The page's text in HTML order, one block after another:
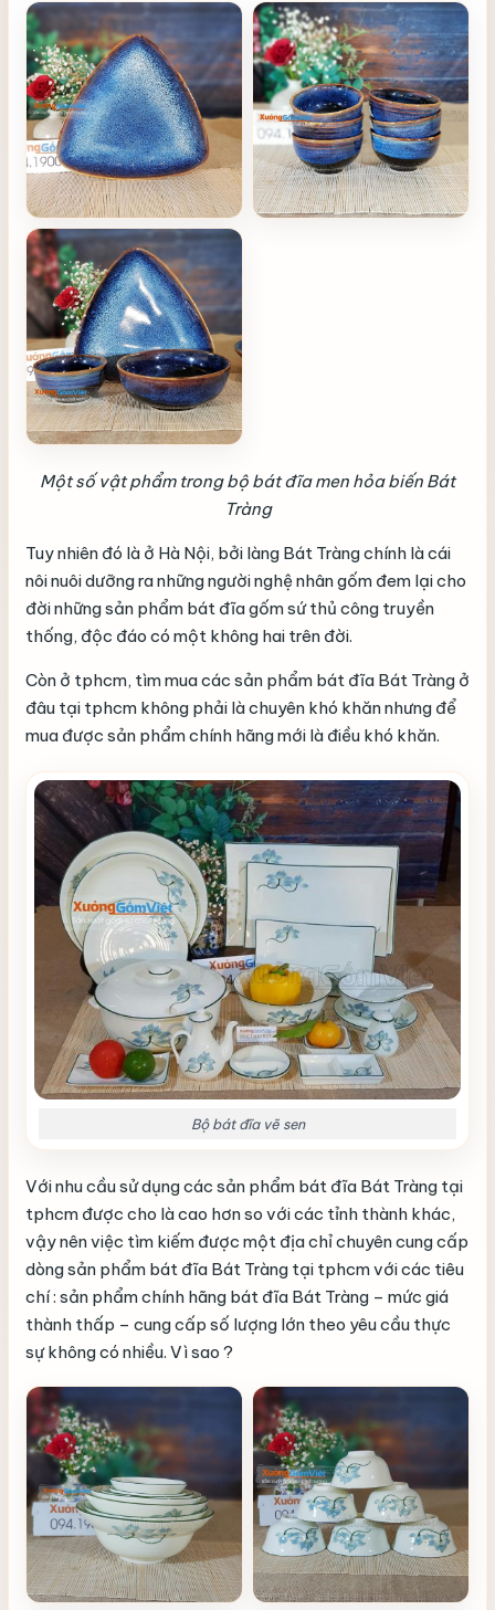
Một số vật phẩm trong bộ bát đĩa men hỏa biến Bát
Tràng
Tuy nhiên đó là ở Hà Nội, bởi làng Bát Tràng chính là cái
nôi nuôi dưỡng ra những người nghệ nhân gốm đem lại cho
đời những sản phẩm bát đĩa gốm sứ thủ công truyền
thống, độc đáo có một không hai trên đời.
Còn ở tphcm, tìm mua các sản phẩm bát đĩa Bát Tràng ở
đâu tại tphcm không phải là chuyên khó khăn nhưng để
mua được sản phẩm chính hãng mới là điều khó khăn.
Bộ bát đĩa vẽ sen
Với nhu cầu sử dụng các sản phẩm bát đĩa Bát Tràng tại
tphcm được cho là cao hơn so với các tỉnh thành khác,
vậy nên việc tìm kiếm được một địa chỉ chuyên cung cấp
dòng sản phẩm bát đĩa Bát Tràng tại tphcm với các tiêu
chí : sản phẩm chính hãng bát đĩa Bát Tràng – mức giá
thành thấp – cung cấp số lượng lớn theo yêu cầu thực
sự không có nhiều. Vì sao ?